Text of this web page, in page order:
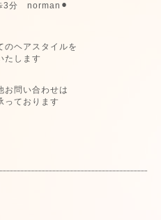
3分 norman⚫︎
のヘアスタイルを
たします
お問い合わせは
っております